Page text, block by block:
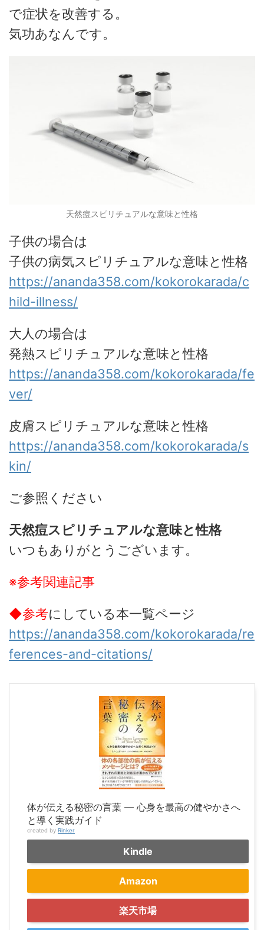
で症状を改善する。
気功あなんです。
天然痘スピリチュアルな意味と性格
子供の場合は
子供の病気スピリチュアルな意味と性格
https://ananda358.com/kokorokarada/c
hild-illness/
大人の場合は
発熱スピリチュアルな意味と性格
https://ananda358.com/kokorokarada/fe
ver/
皮膚スピリチュアルな意味と性格
https://ananda358.com/kokorokarada/s
kin/
ご参照ください
天然痘スピリチュアルな意味と性格
いつもありがとうございます。
※参考関連記事
◆参考にしている本一覧ページ
https://ananda358.com/kokorokarada/re
ferences-and-citations/
体が伝える秘密の言葉 ― 心身を最高の健やかさへ
と導く実践ガイド
created by Rinker
Kindle
Amazon
楽天市場